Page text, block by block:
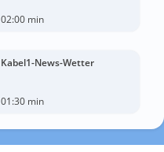
02:00 min
Kabel1-News-Wetter
01:30 min